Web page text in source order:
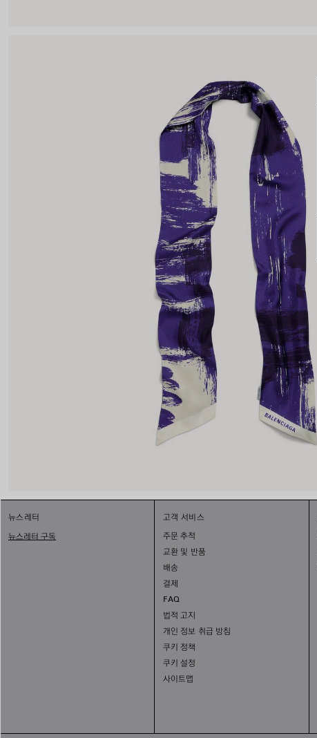
뉴스레터
뉴스레터 구독
고객 서비스
주문 추적
교환 및 반품
배송
결제
FAQ
법적 고지
개인 정보 취급 방침
쿠키 정책
쿠키 설정
사이트맵